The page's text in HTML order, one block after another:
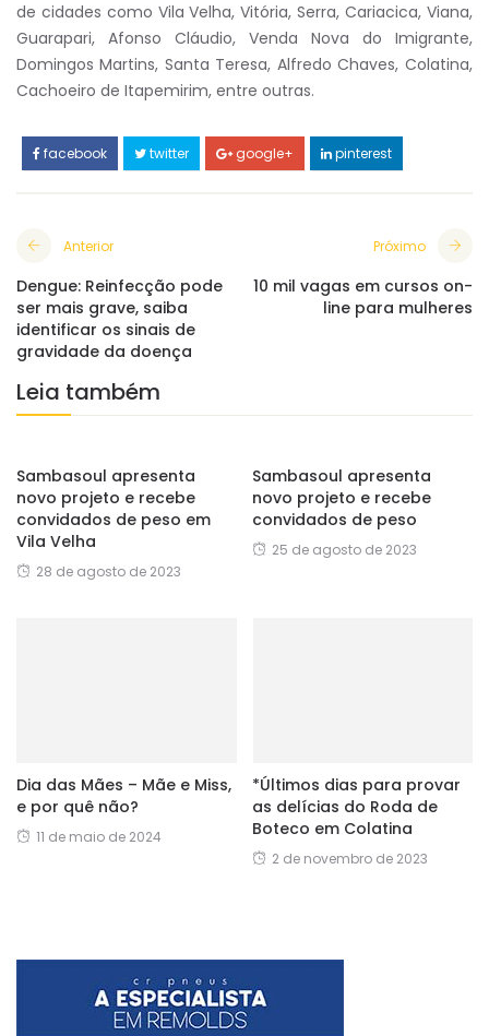
de cidades como Vila Velha, Vitória, Serra, Cariacica, Viana,
Guarapari, Afonso Cláudio, Venda Nova do Imigrante,
Domingos Martins, Santa Teresa, Alfredo Chaves, Colatina,
Cachoeiro de Itapemirim, entre outras.
facebook twitter google+ pinterest
Anterior
Dengue: Reinfecção pode
ser mais grave, saiba
identificar os sinais de
gravidade da doença
Próximo
10 mil vagas em cursos on-
line para mulheres
Leia também
Sambasoul apresenta
novo projeto e recebe
convidados de peso em
Vila Velha
28 de agosto de 2023
Sambasoul apresenta
novo projeto e recebe
convidados de peso
25 de agosto de 2023
Dia das Mães – Mãe e Miss,
e por quê não?
11 de maio de 2024
*Últimos dias para provar
as delícias do Roda de
Boteco em Colatina
2 de novembro de 2023